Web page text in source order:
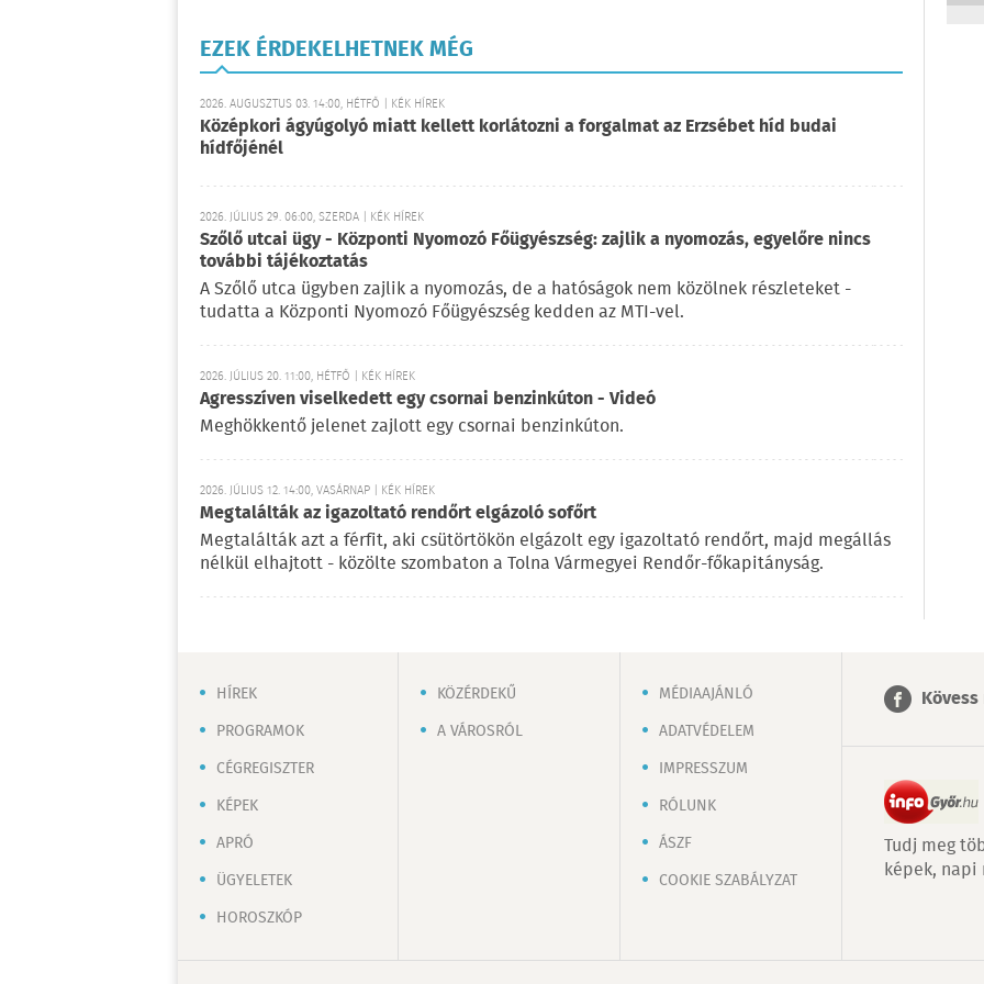
EZEK ÉRDEKELHETNEK MÉG
2026. AUGUSZTUS 03. 14:00, HÉTFŐ | KÉK HÍREK
Középkori ágyúgolyó miatt kellett korlátozni a forgalmat az Erzsébet híd budai
hídfőjénél
2026. JÚLIUS 29. 06:00, SZERDA | KÉK HÍREK
Szőlő utcai ügy - Központi Nyomozó Főügyészség: zajlik a nyomozás, egyelőre nincs
további tájékoztatás
A Szőlő utca ügyben zajlik a nyomozás, de a hatóságok nem közölnek részleteket -
tudatta a Központi Nyomozó Főügyészség kedden az MTI-vel.
2026. JÚLIUS 20. 11:00, HÉTFŐ | KÉK HÍREK
Agresszíven viselkedett egy csornai benzinkúton - Videó
Meghökkentő jelenet zajlott egy csornai benzinkúton.
2026. JÚLIUS 12. 14:00, VASÁRNAP | KÉK HÍREK
Megtalálták az igazoltató rendőrt elgázoló sofőrt
Megtalálták azt a férfit, aki csütörtökön elgázolt egy igazoltató rendőrt, majd megállás
nélkül elhajtott - közölte szombaton a Tolna Vármegyei Rendőr-főkapitányság.
HÍREK
PROGRAMOK
CÉGREGISZTER
KÉPEK
APRÓ
ÜGYELETEK
HOROSZKÓP
KÖZÉRDEKŰ
A VÁROSRÓL
MÉDIAAJÁNLÓ
ADATVÉDELEM
IMPRESSZUM
RÓLUNK
ÁSZF
COOKIE SZABÁLYZAT
Tudj meg
képek, napi